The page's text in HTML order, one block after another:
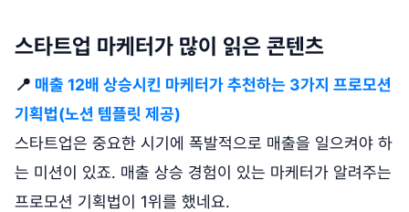
스타트업 마케터가 많이 읽은 콘텐츠
📍 매출 12배 상승시킨 마케터가 추천하는 3가지 프로모션
기획법(노션 템플릿 제공)
스타트업은 중요한 시기에 폭발적으로 매출을 일으켜야 하
는 미션이 있죠. 매출 상승 경험이 있는 마케터가 알려주는
프로모션 기획법이 1위를 했네요.